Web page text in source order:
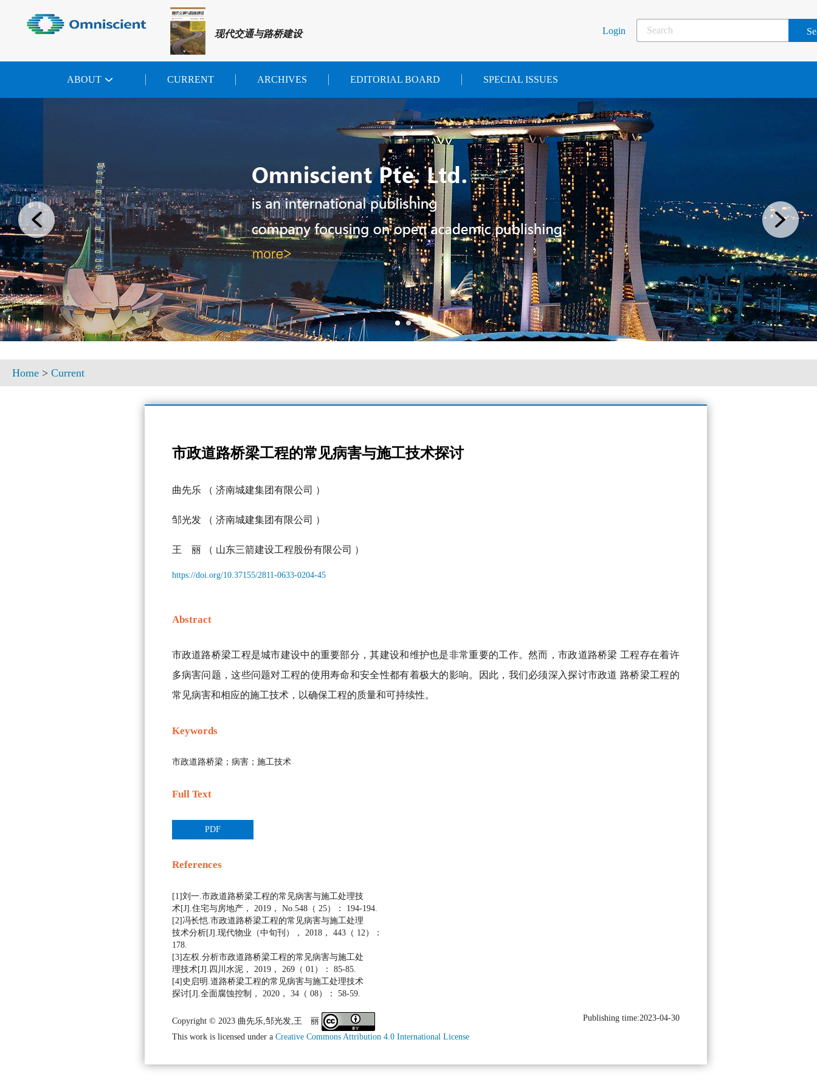
现代交通与路桥建设 Login
ABOUT CURRENT ARCHIVES EDITORIAL BOARD SPECIAL ISSUES
Home > Current
市政道路桥梁工程的常见病害与施工技术探讨
曲先乐 （ 济南城建集团有限公司 ）
邹光发 （ 济南城建集团有限公司 ）
王 丽 （ 山东三箭建设工程股份有限公司 ）
https://doi.org/10.37155/2811-0633-0204-45
Abstract
市政道路桥梁工程是城市建设中的重要部分，其建设和维护也是非常重要的工作。然而，市政道路桥梁 工程存在着许
多病害问题，这些问题对工程的使用寿命和安全性都有着极大的影响。因此，我们必须深入探讨市政道 路桥梁工程的
常见病害和相应的施工技术，以确保工程的质量和可持续性。
Keywords
市政道路桥梁；病害；施工技术
Full Text
PDF
References
[1]刘一.市政道路桥梁工程的常见病害与施工处理技
术[J].住宅与房地产， 2019， No.548（ 25）： 194-194.
[2]冯长恺.市政道路桥梁工程的常见病害与施工处理
技术分析[J].现代物业（中旬刊）， 2018， 443（ 12）：
178.
[3]左权.分析市政道路桥梁工程的常见病害与施工处
理技术[J].四川水泥， 2019， 269（ 01）： 85-85.
[4]史启明.道路桥梁工程的常见病害与施工处理技术
探讨[J].全面腐蚀控制， 2020， 34（ 08）： 58-59.
Copyright © 2023 曲先乐,邹光发,王 丽 Publishing time:2023-04-30
This work is licensed under a Creative Commons Attribution 4.0 International License